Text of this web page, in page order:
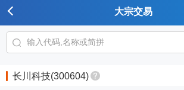
大宗交易
长川科技(300604)